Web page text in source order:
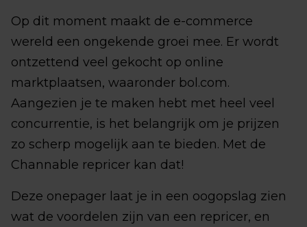
Op dit moment maakt de e-commerce
wereld een ongekende groei mee. Er wordt
ontzettend veel gekocht op online
marktplaatsen, waaronder bol.com.
Aangezien je te maken hebt met heel veel
concurrentie, is het belangrijk om je prijzen
zo scherp mogelijk aan te bieden. Met de
Channable repricer kan dat!
Deze onepager laat je in een oogopslag zien
wat de voordelen zijn van een repricer, en